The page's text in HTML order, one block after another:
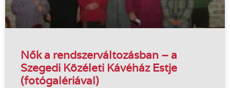
Nők a rendszerváltozásban – a
Szegedi Közéleti Kávéház Estje
(fotógalériával)